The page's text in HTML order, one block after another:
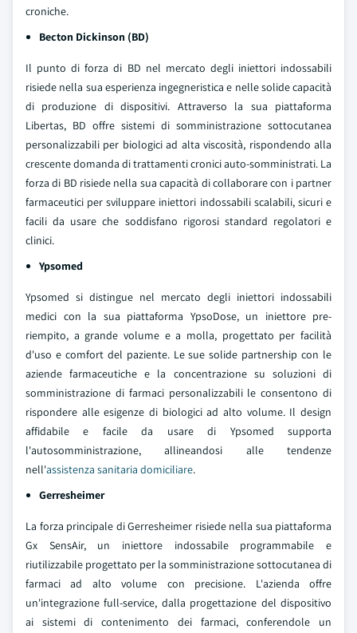
croniche.
Becton Dickinson (BD)
Il punto di forza di BD nel mercato degli iniettori indossabili
risiede nella sua esperienza ingegneristica e nelle solide capacità
di produzione di dispositivi. Attraverso la sua piattaforma
Libertas, BD offre sistemi di somministrazione sottocutanea
personalizzabili per biologici ad alta viscosità, rispondendo alla
crescente domanda di trattamenti cronici auto-somministrati. La
forza di BD risiede nella sua capacità di collaborare con i partner
farmaceutici per sviluppare iniettori indossabili scalabili, sicuri e
facili da usare che soddisfano rigorosi standard regolatori e
clinici.
Ypsomed
Ypsomed si distingue nel mercato degli iniettori indossabili
medici con la sua piattaforma YpsoDose, un iniettore pre-
riempito, a grande volume e a molla, progettato per facilità
d'uso e comfort del paziente. Le sue solide partnership con le
aziende farmaceutiche e la concentrazione su soluzioni di
somministrazione di farmaci personalizzabili le consentono di
rispondere alle esigenze di biologici ad alto volume. Il design
affidabile e facile da usare di Ypsomed supporta
l'autosomministrazione, allineandosi alle tendenze
nell'assistenza sanitaria domiciliare.
Gerresheimer
La forza principale di Gerresheimer risiede nella sua piattaforma
Gx SensAir, un iniettore indossabile programmabile e
riutilizzabile progettato per la somministrazione sottocutanea di
farmaci ad alto volume con precisione. L'azienda offre
un'integrazione full-service, dalla progettazione del dispositivo
ai sistemi di contenimento dei farmaci, conferendole un